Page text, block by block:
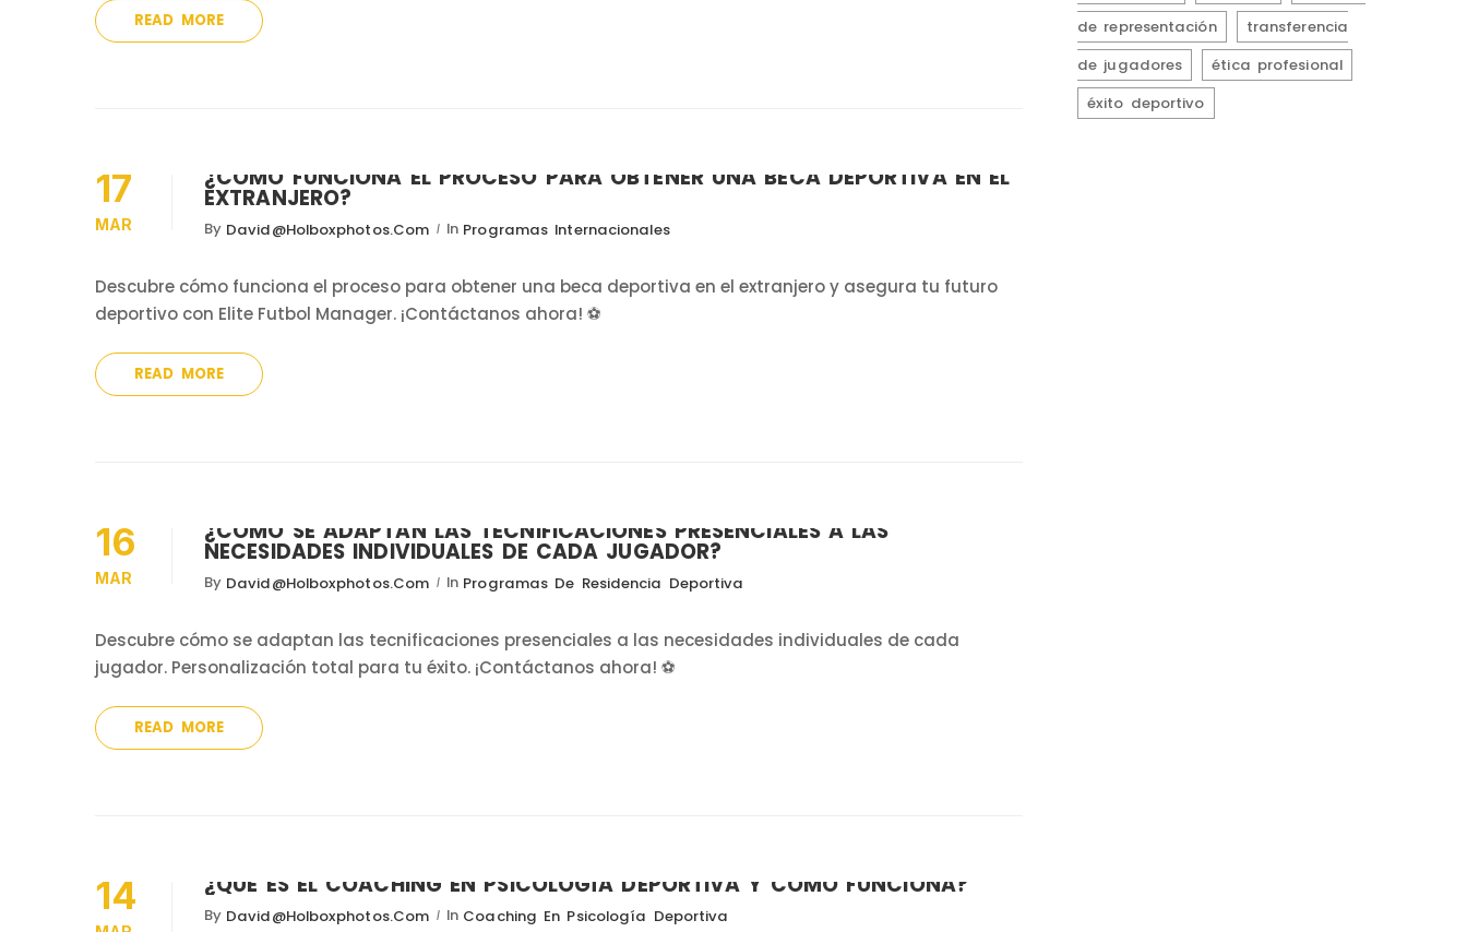
READ MORE
17
MAR
¿CÓMO FUNCIONA EL PROCESO PARA OBTENER UNA BECA DEPORTIVA EN EL
EXTRANJERO?
By David@holboxphotos.com In Programas Internacionales
Descubre cómo funciona el proceso para obtener una beca deportiva en el extranjero y asegura tu futuro
deportivo con Elite Futbol Manager. ¡Contáctanos ahora! ⚽
READ MORE
16
MAR
¿CÓMO SE ADAPTAN LAS TECNIFICACIONES PRESENCIALES A LAS
NECESIDADES INDIVIDUALES DE CADA JUGADOR?
By David@holboxphotos.com In Programas De Residencia Deportiva
Descubre cómo se adaptan las tecnificaciones presenciales a las necesidades individuales de cada
jugador. Personalización total para tu éxito. ¡Contáctanos ahora! ⚽
READ MORE
14 ¿QUÉ ES EL COACHING EN PSICOLOGÍA DEPORTIVA Y CÓMO FUNCIONA?
By David@holboxphotos.com In Coaching En Psicología Deportiva
de representación
transferencia
de jugadores
ética profesional
éxito deportivo